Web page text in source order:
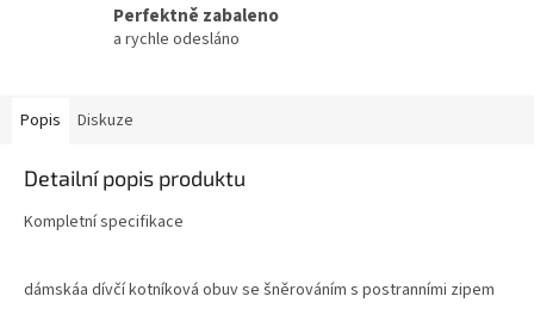
Perfektně zabaleno
a rychle odesláno
Popis Diskuze
Detailní popis produktu
Kompletní specifikace
dámskáa dívčí kotníková obuv se šněrováním s postranními zipem